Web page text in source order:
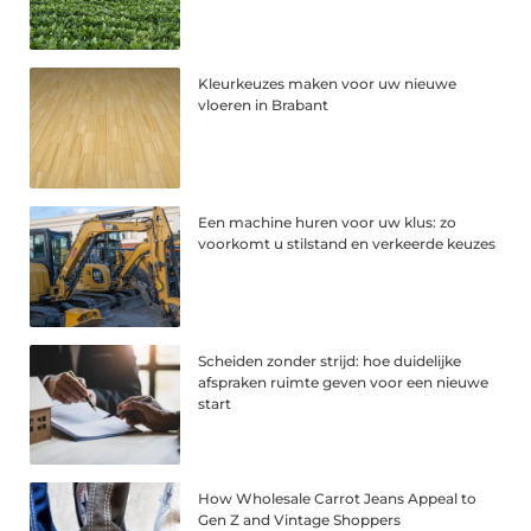
Kleurkeuzes maken voor uw nieuwe
vloeren in Brabant
Een machine huren voor uw klus: zo
voorkomt u stilstand en verkeerde keuzes
Scheiden zonder strijd: hoe duidelijke
afspraken ruimte geven voor een nieuwe
start
How Wholesale Carrot Jeans Appeal to
Gen Z and Vintage Shoppers